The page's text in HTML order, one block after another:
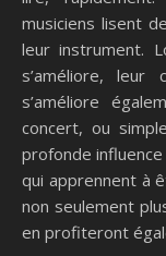
musiciens lisent
leur instrument.
s’améliore, leur
s’améliore
concert, ou
profonde
qui apprennent à
non seulement
en profiteront